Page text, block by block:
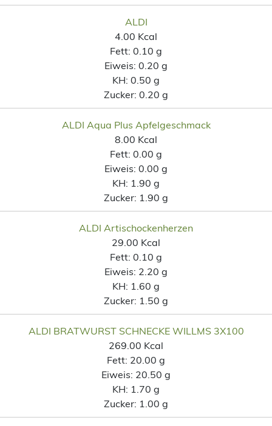
ALDI
4.00 Kcal
Fett: 0.10 g
Eiweis: 0.20 g
KH: 0.50 g
Zucker: 0.20 g
ALDI Aqua Plus Apfelgeschmack
8.00 Kcal
Fett: 0.00 g
Eiweis: 0.00 g
KH: 1.90 g
Zucker: 1.90 g
ALDI Artischockenherzen
29.00 Kcal
Fett: 0.10 g
Eiweis: 2.20 g
KH: 1.60 g
Zucker: 1.50 g
ALDI BRATWURST SCHNECKE WILLMS 3X100
269.00 Kcal
Fett: 20.00 g
Eiweis: 20.50 g
KH: 1.70 g
Zucker: 1.00 g